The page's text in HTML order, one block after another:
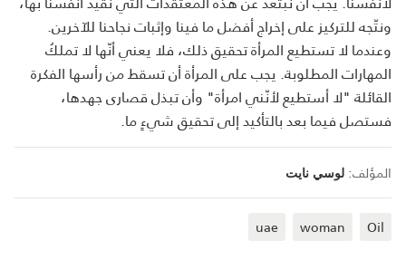
ونتّجه للتركيز على إخراج أفضل ما فينا وإثبات نجاحنا للآخرين.
وعندما لا تستطيع المرأة تحقيق ذلك، فلا يعني أنّها لا تملكُ
المهارات المطلوبة. يجب على المرأة أن تسقط من رأسها الفكرة
القائلة "لا أستطيع لأنّني امرأة" وأن تبذل قصارى جهدها،
فستصل فيما بعد بالتأكيد إلى تحقيق شيءٍ ما.
المؤلف: لوسي نايت
Oil
woman
uae